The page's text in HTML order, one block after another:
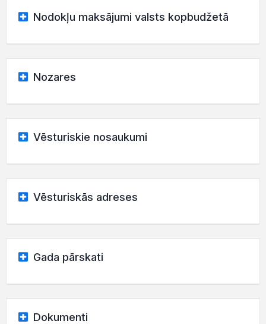
Nodokļu maksājumi valsts kopbudžetā
Nozares
Vēsturiskie nosaukumi
Vēsturiskās adreses
Gada pārskati
Dokumenti